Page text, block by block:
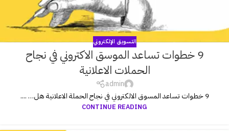
التسويق الإلكتروني
9 خطوات تساعد الموسق الاكتروني في نجاح
الحملات الاعلانية
admin
9 خطوات تساعد المسوق الالكتروني في نجاح الحملة الاعلانية هل… ....
CONTINUE READING